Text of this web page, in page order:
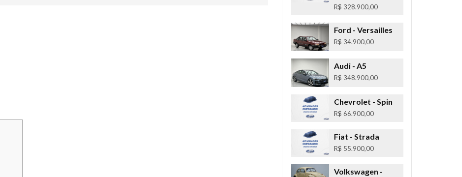
R$ 328.900,00
Ford - Versailles
R$ 34.900,00
Audi - A5
R$ 348.900,00
Chevrolet - Spin
R$ 66.900,00
Fiat - Strada
R$ 55.900,00
Volkswagen -